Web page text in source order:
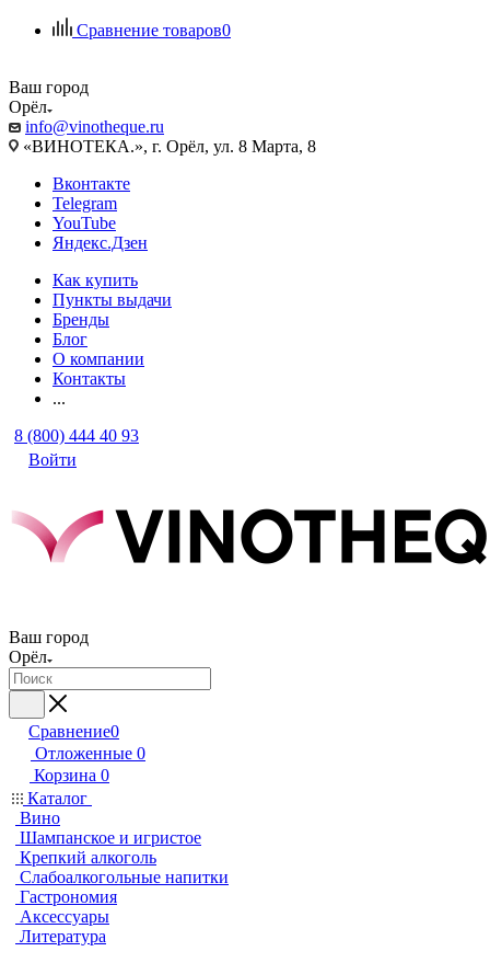
Сравнение товаров0
Ваш город
Орёл
info@vinotheque.ru
«ВИНОТЕКА.», г. Орёл, ул. 8 Марта, 8
Вконтакте
Telegram
YouTube
Яндекс.Дзен
Как купить
Пункты выдачи
Бренды
Блог
О компании
Контакты
...
8 (800) 444 40 93
Войти
Ваш город
Орёл
Сравнение0
Отложенные 0
Корзина 0
Каталог
Вино
Шампанское и игристое
Крепкий алкоголь
Слабоалкогольные напитки
Гастрономия
Аксессуары
Литература